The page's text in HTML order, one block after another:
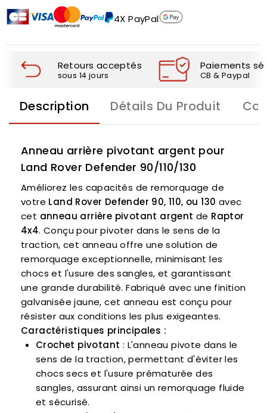
4X PayPal
Retours acceptés
sous 14 jours
Paiements
CB & Paypal
Description Détails Du Produit
Anneau arrière pivotant argent pour
Land Rover Defender 90/110/130
Améliorez les capacités de remorquage de
votre Land Rover Defender 90, 110, ou 130 avec
cet anneau arrière pivotant argent de Raptor
4x4. Conçu pour pivoter dans le sens de la
traction, cet anneau offre une solution de
remorquage exceptionnelle, minimisant les
chocs et l'usure des sangles, et garantissant
une grande durabilité. Fabriqué avec une finition
galvanisée jaune, cet anneau est conçu pour
résister aux conditions les plus exigeantes.
Caractéristiques principales :
Crochet pivotant : L'anneau pivote dans le
sens de la traction, permettant d'éviter les
chocs secs et l'usure prématurée des
sangles, assurant ainsi un remorquage fluide
et sécurisé.